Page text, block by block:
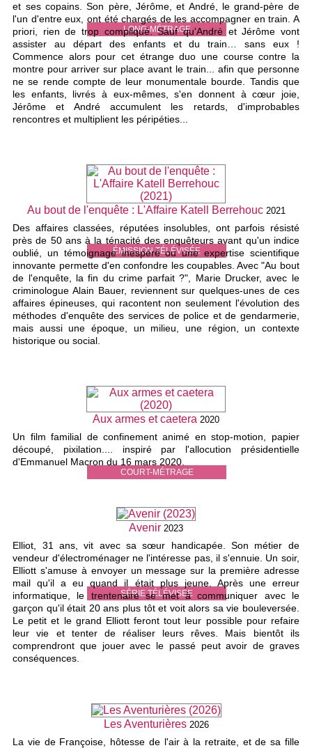
LONG-MÉTRAGE
et ses copains. Son père, Jérôme, et André, le grand-père de
l'un d'entre eux, ont été chargés de les accompagner en train. A
priori, rien de trop compliqué. Sauf qu'André et Jérôme vont
assister au départ des enfants et du train… sans eux !
Commence alors pour cet étrange duo une course contre la
montre pour arriver sur place avant le train... afin que personne
ne se rende compte de leur monumentale bourde. Tandis que
les enfants, livrés à eux-mêmes, s'en donnent à cœur joie,
Jérôme et André accumulent les retards, d'improbables
rencontres et multiplient les péripéties...
ÉMISSION TÉLÉVISÉE
Au bout de l'enquête : L'Affaire Katell Berrehouc 2021
Des affaires classées, réputées insolubles, ont parfois résisté
près de 50 ans à la ténacité des enquêteurs avant qu'un indice
oublié, un témoignage inespéré ou une expertise scientifique
innovante permette d'en confondre les coupables. Avec "Au bout
de l'enquête, la fin du crime parfait ?", Marie Drucker, avec le
criminologue Alain Bauer, reviennent sur quelques-unes de ces
affaires épineuses, qui racontent non seulement l'évolution des
méthodes d'enquête des services de police et de gendarmerie,
mais aussi une époque, un milieu, une région, un contexte
historique ou social.
COURT-MÉTRAGE
Aux armes et caetera 2020
Un film familial de confinement animé en stop-motion, papier
découpé, pixilation.... inspiré par l'allocution présidentielle
d'Emmanuel Macron du 16 mars 2020.
SÉRIE TÉLÉVISÉE
Avenir 2023
Elliot, 31 ans, vit avec sa sœur handicapée. Son métier de
vendeur d'électroménager ne l'intéresse pas, il s'ennuie. Un soir,
Elliott s'amuse à envoyer un message sur la première adresse
mail qu'il a eu quand il était plus jeune. Après une erreur
informatique, le trentenaire se met à communiquer avec le
garçon qu'il était 20 ans plus tôt et voit alors sa vie bouleversée.
Le petit et le grand Elliott feront tout leur possible pour refaire
leur vie et tenter de réaliser leurs rêves. Mais bientôt ils
comprendront que jouer avec le passé peut avoir de graves
conséquences.
Les Aventurières 2026
La vie de Françoise, hôtesse de l'air à la retraite, et de sa fille